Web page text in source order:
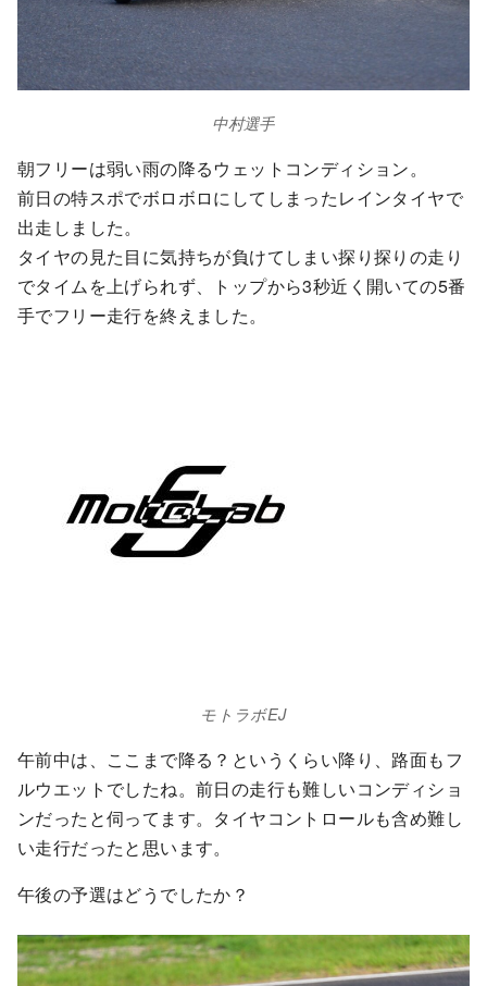
中村選手
朝フリーは弱い雨の降るウェットコンディション。
前日の特スポでボロボロにしてしまったレインタイヤで
出走しました。
タイヤの見た目に気持ちが負けてしまい探り探りの走り
でタイムを上げられず、トップから3秒近く開いての5番
手でフリー走行を終えました。
モトラボEJ
午前中は、ここまで降る？というくらい降り、路面もフ
ルウエットでしたね。前日の走行も難しいコンディショ
ンだったと伺ってます。タイヤコントロールも含め難し
い走行だったと思います。
午後の予選はどうでしたか？